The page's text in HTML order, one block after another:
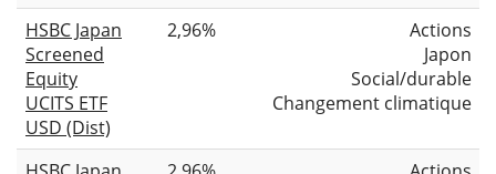
HSBC Japan
Screened
Equity
UCITS ETF
USD (Dist)
2,96%
Actions
Japon
Social/durable
Changement climatique